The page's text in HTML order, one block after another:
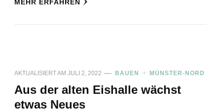
MEHR ERFAHREN
AKTUALISIERT AM JULI 2, 2022 BAUEN MÜNSTER-NORD
Aus der alten Eishalle wächst
etwas Neues